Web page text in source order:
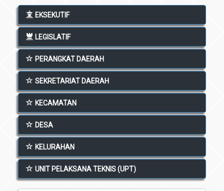
Sejarah
Geografis
Legislatif
Perangkat Daerah
Sekretariat Daerah
Kecamatan
Desa
Informasi
Layanan
Agenda
Pengumuman
Penghargaan
EKSEKUTIF
LEGISLATIF
PERANGKAT DAERAH
SEKRETARIAT DAERAH
KECAMATAN
DESA
KELURAHAN
UNIT PELAKSANA TEKNIS (UPT)